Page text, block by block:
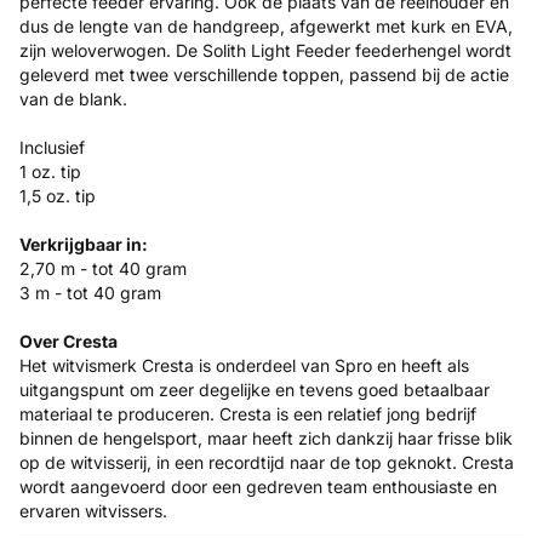
dus de lengte van de handgreep, afgewerkt met kurk en EVA,
zijn weloverwogen. De Solith Light Feeder feederhengel wordt
geleverd met twee verschillende toppen, passend bij de actie
van de blank.
Inclusief
1 oz. tip
1,5 oz. tip
Verkrijgbaar in:
2,70 m - tot 40 gram
3 m - tot 40 gram
Over Cresta
Het witvismerk Cresta is onderdeel van Spro en heeft als
uitgangspunt om zeer degelijke en tevens goed betaalbaar
materiaal te produceren. Cresta is een relatief jong bedrijf
binnen de hengelsport, maar heeft zich dankzij haar frisse blik
op de witvisserij, in een recordtijd naar de top geknokt. Cresta
wordt aangevoerd door een gedreven team enthousiaste en
ervaren witvissers.